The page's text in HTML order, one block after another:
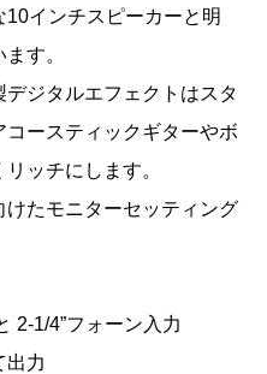
インチスピーカーと明
す。
デジタルエフェクトはスタ
ースティックギターやボ
ッチにします。
たモニターセッティング
2-1/4”フォーン入力
出力